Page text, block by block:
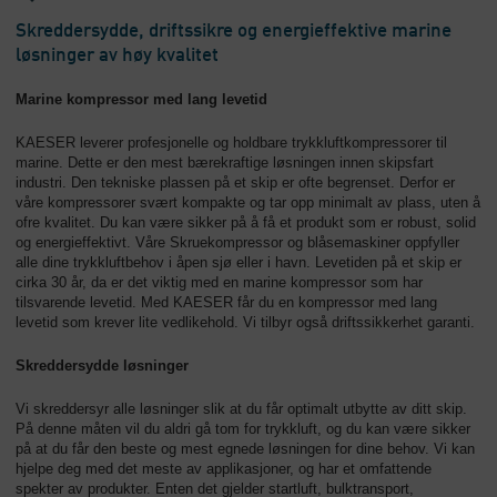
Skreddersydde, driftssikre og energieffektive marine
løsninger av høy kvalitet
Marine kompressor med lang levetid
KAESER leverer profesjonelle og holdbare trykkluftkompressorer til
marine. Dette er den mest bærekraftige løsningen innen skipsfart
industri. Den tekniske plassen på et skip er ofte begrenset. Derfor er
våre kompressorer svært kompakte og tar opp minimalt av plass, uten å
ofre kvalitet. Du kan være sikker på å få et produkt som er robust, solid
og energieffektivt. Våre Skruekompressor og blåsemaskiner oppfyller
alle dine trykkluftbehov i åpen sjø eller i havn. Levetiden på et skip er
cirka 30 år, da er det viktig med en marine kompressor som har
tilsvarende levetid. Med KAESER får du en kompressor med lang
levetid som krever lite vedlikehold. Vi tilbyr også driftssikkerhet garanti.
Skreddersydde løsninger
Vi skreddersyr alle løsninger slik at du får optimalt utbytte av ditt skip.
På denne måten vil du aldri gå tom for trykkluft, og du kan være sikker
på at du får den beste og mest egnede løsningen for dine behov. Vi kan
hjelpe deg med det meste av applikasjoner, og har et omfattende
spekter av produkter. Enten det gjelder startluft, bulktransport,